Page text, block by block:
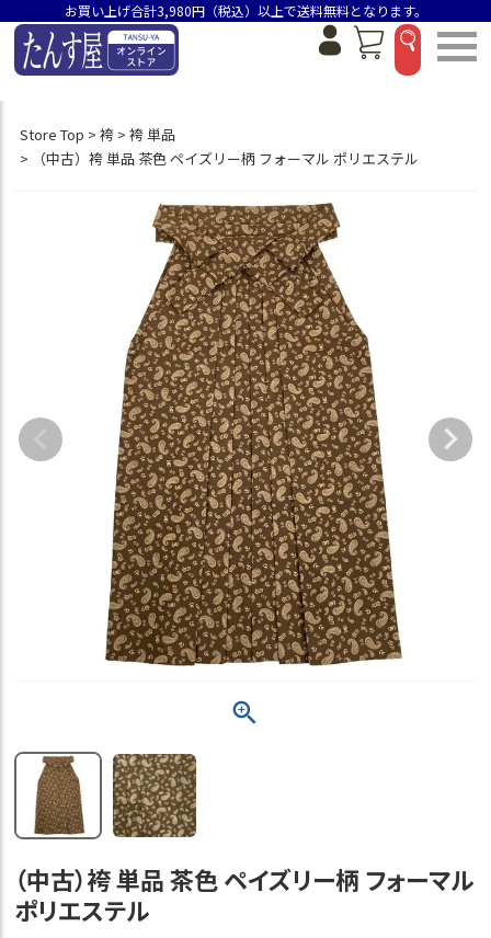
お買い上げ合計3,980円（税込）以上で送料無料となります。
Store Top 袴
袴 単品
（中古）袴 単品 茶色 ペイズリー柄 フォーマル ポリエステル
（中古）袴 単品 茶色 ペイズリー柄 フォーマル
ポリエステル